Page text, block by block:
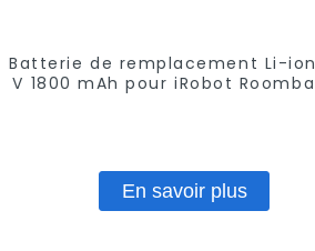
Batterie de remplacement Li-ion
V 1800 mAh pour iRobot
En savoir plus